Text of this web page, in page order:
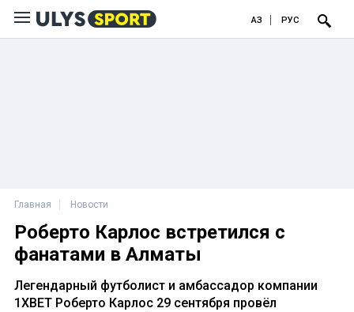
ҚАЗ РУС
Главная Новости
Роберто Карлос встретился с
фанатами в Алматы
Легендарный футболист и амбассадор компании
1XBET Роберто Карлос 29 сентября провёл